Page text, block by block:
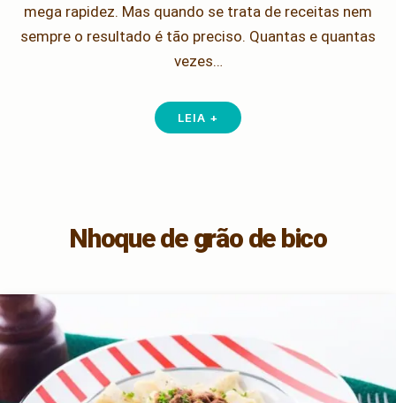
mega rapidez. Mas quando se trata de receitas nem
sempre o resultado é tão preciso. Quantas e quantas
vezes…
LEIA +
Nhoque de grão de bico